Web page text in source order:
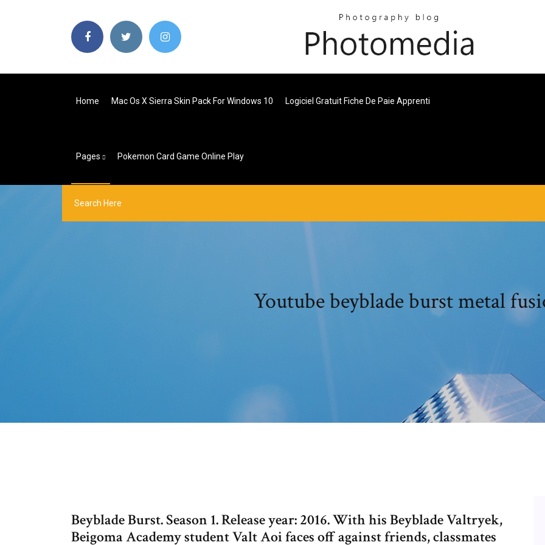
Home Mac Os X Sierra Skin Pack For Windows 10 Logiciel Gratuit Fiche De Paie Apprenti
Pages Pokemon Card Game Online Play
Youtube beyblade burst metal
Beyblade Burst. Season 1. Release year: 2016. With his Beyblade Valtryek,
Beigoma Academy student Valt Aoi faces off against friends, classmates